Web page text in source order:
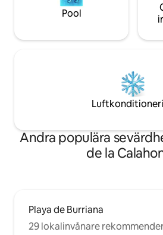
ausgestattetes Apartment mit
Schlafzimmer und Terasse zur
Pool
Andra populära
de la
Playa de Burriana
29 lokalinvånare